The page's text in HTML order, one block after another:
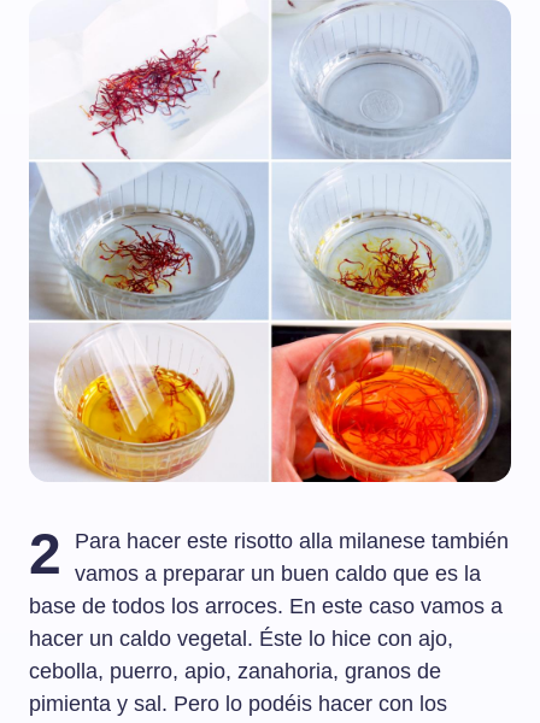
2
Para hacer este risotto alla milanese también
vamos a preparar un buen caldo que es la
base de todos los arroces. En este caso vamos a
hacer un caldo vegetal. Éste lo hice con ajo,
cebolla, puerro, apio, zanahoria, granos de
pimienta y sal. Pero lo podéis hacer con los